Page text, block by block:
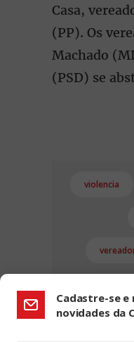
Casa,
(PP). Os
Machado
(PSD) se
violencia
Cadastre-se e
novidades da